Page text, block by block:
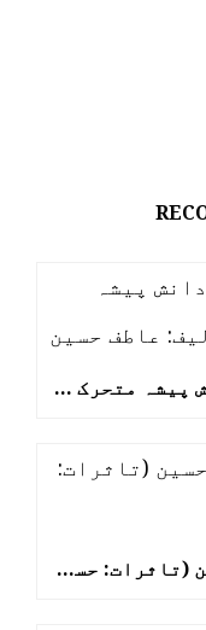
خرد مندانِ کثیر اندیشہ و دانش پیشہ متحرک بر فیس بک (مکمل)۔ تالیف: عاطف حسین
کامیابی کا مغالطہ: عاطف حسین (تاثرات: حسن رحمان)